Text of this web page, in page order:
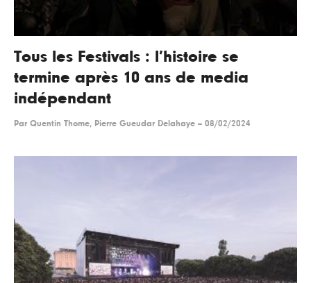
Tous les Festivals : l’histoire se
termine après 10 ans de media
indépendant
Par Quentin Thome, Pierre Gueudar Delahaye -- 08/02/2024